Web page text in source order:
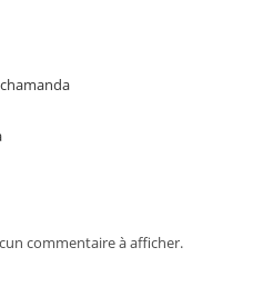
commentaire à afficher.